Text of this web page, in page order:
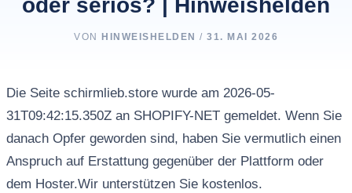
oder seriös? | Hinweishelden
VON HINWEISHELDEN / 31. MAI 2026
Die Seite schirmlieb.store wurde am 2026-05-
31T09:42:15.350Z an SHOPIFY-NET gemeldet. Wenn Sie
danach Opfer geworden sind, haben Sie vermutlich einen
Anspruch auf Erstattung gegenüber der Plattform oder
dem Hoster.Wir unterstützen Sie kostenlos.